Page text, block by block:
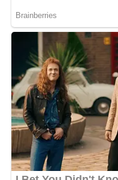
l’homme évoqué, et
voiture, le clip évoque
pression, entre regard
Un clip entre
Le clip a été tourné
de banlieue, une pièce
rétro et un manoir en
qui signe une
dose de nostalgie
à l’effet